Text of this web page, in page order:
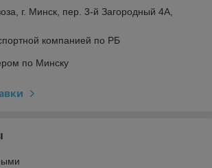
г. Минск, пер. 3-й Загородный 4А,
компанией по РБ
по Минску